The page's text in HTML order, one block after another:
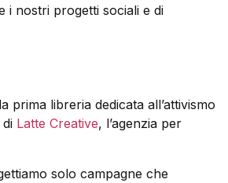
i nostri progetti sociali e di
prima libreria dedicata all’attivismo
di Latte Creative, l’agenzia per
solo campagne che